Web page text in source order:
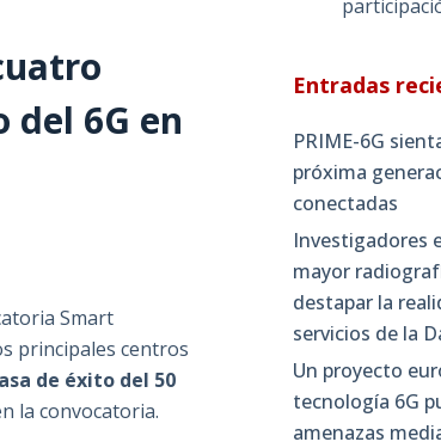
del 6G en
Smart
principales centros
de éxito del 50
la convocatoria.
Entradas
PRIME-6G
próxima
conectadas
Investigadores
mayor
destapar la
servicios de la
Un proyecto
tecnología 6G
amenazas